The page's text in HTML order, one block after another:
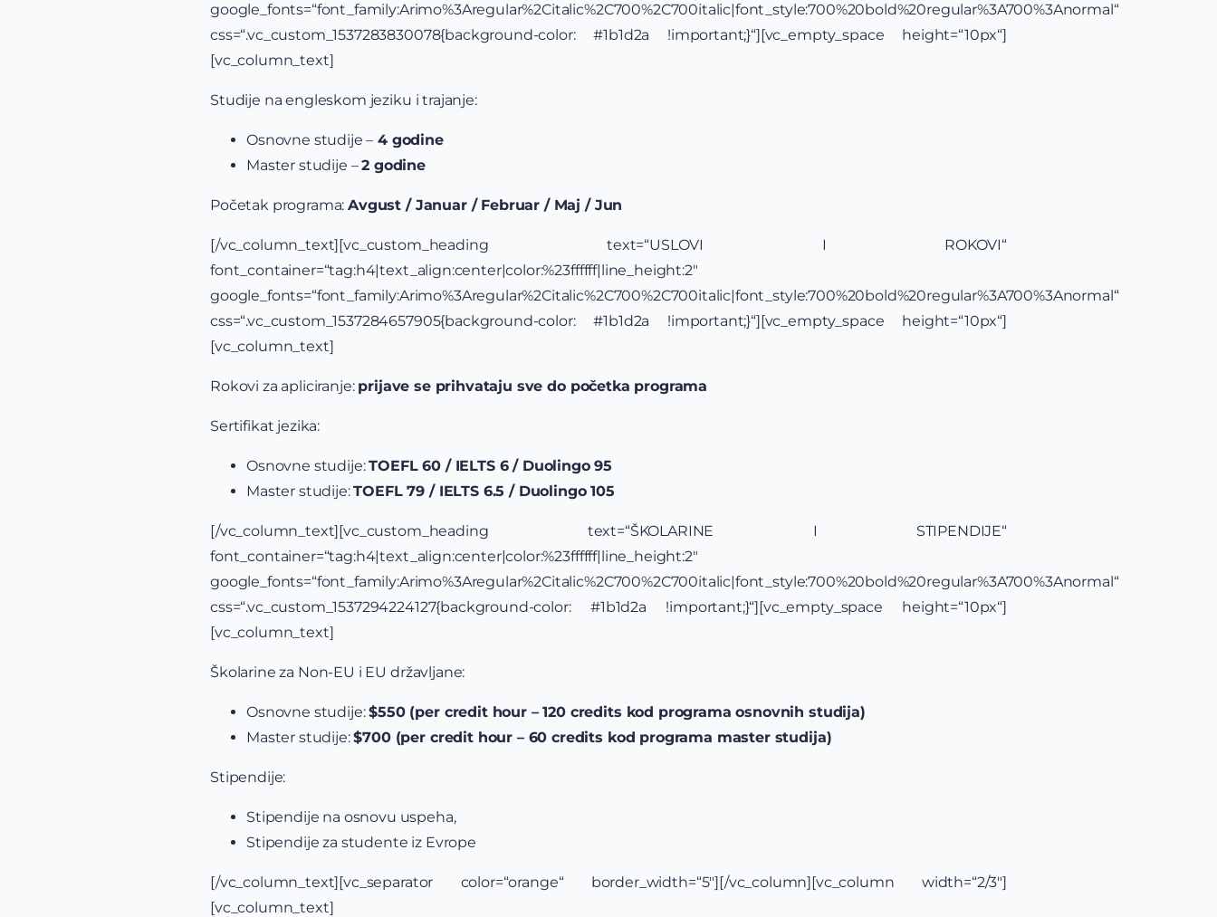
google_fonts=“font_family:Arimo%3Aregular%2Citalic%2C700%2C700italic|font_style:700%20bold%20regular%3A700%3Anormal“
css=“.vc_custom_1537283830078{background-color: #1b1d2a !important;}“][vc_empty_space height=“10px“]
[vc_column_text]
Studije na engleskom jeziku i trajanje:
Osnovne studije – 4 godine
Master studije –2 godine
Početak programa:Avgust / Januar / Februar / Maj / Jun
[/vc_column_text][vc_custom_heading text=“USLOVI I ROKOVI“
font_container=“tag:h4|text_align:center|color:%23ffffff|line_height:2″
google_fonts=“font_family:Arimo%3Aregular%2Citalic%2C700%2C700italic|font_style:700%20bold%20regular%3A700%3Anormal“
css=“.vc_custom_1537284657905{background-color: #1b1d2a !important;}“][vc_empty_space height=“10px“]
[vc_column_text]
Rokovi za apliciranje: prijave se prihvataju sve do početka programa
Sertifikat jezika:
Osnovne studije:TOEFL 60 / IELTS 6 / Duolingo 95
Master studije:TOEFL 79 / IELTS 6.5 / Duolingo 105
[/vc_column_text][vc_custom_heading text=“ŠKOLARINE I STIPENDIJE“
font_container=“tag:h4|text_align:center|color:%23ffffff|line_height:2″
google_fonts=“font_family:Arimo%3Aregular%2Citalic%2C700%2C700italic|font_style:700%20bold%20regular%3A700%3Anormal“
css=“.vc_custom_1537294224127{background-color: #1b1d2a !important;}“][vc_empty_space height=“10px“]
[vc_column_text]
Školarine za Non-EU i EU državljane:
Osnovne studije:$550 (per credit hour – 120 credits kod programa osnovnih studija)
Master studije:$700 (per credit hour – 60 credits kod programa master studija)
Stipendije:
Stipendije na osnovu uspeha,
Stipendije za studente iz Evrope
[/vc_column_text][vc_separator color=“orange“ border_width=“5″][/vc_column][vc_column width=“2/3″]
[vc_column_text]